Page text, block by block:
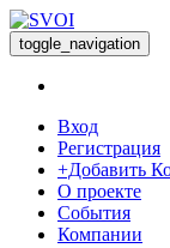
toggle_navigation
Вход
Регистрация
+Добавить
О проекте
События
Компании